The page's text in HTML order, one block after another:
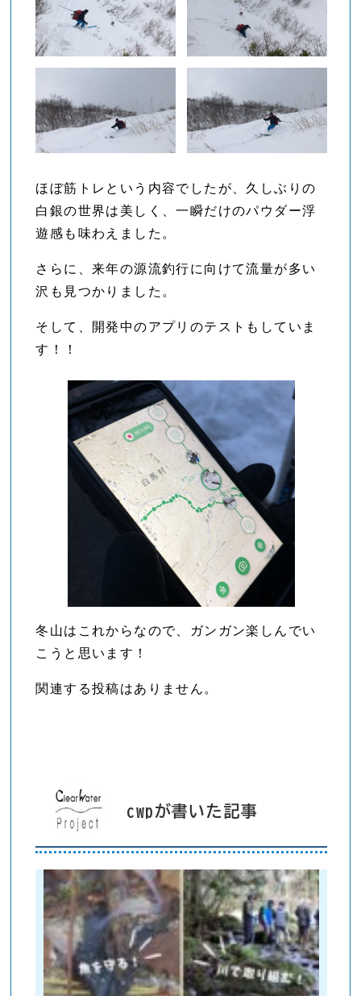
ほぼ筋トレという内容でしたが、久しぶりの
白銀の世界は美しく、一瞬だけのパウダー浮
遊感も味わえました。
さらに、来年の源流釣行に向けて流量が多い
沢も見つかりました。
そして、開発中のアプリのテストもしていま
す！！
冬山はこれからなので、ガンガン楽しんでい
こうと思います！
関連する投稿はありません。
cwpが書いた記事